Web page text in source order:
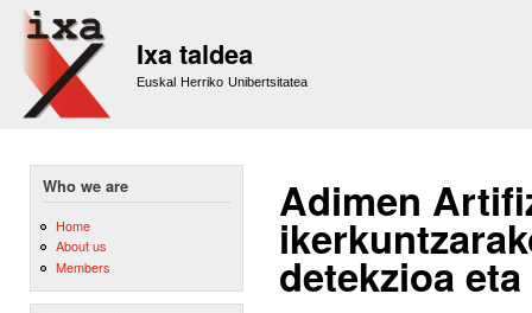
Ixa taldea
Euskal Herriko Unibertsitatea
Who we are
Home
About us
Members
Adimen
detekzioa